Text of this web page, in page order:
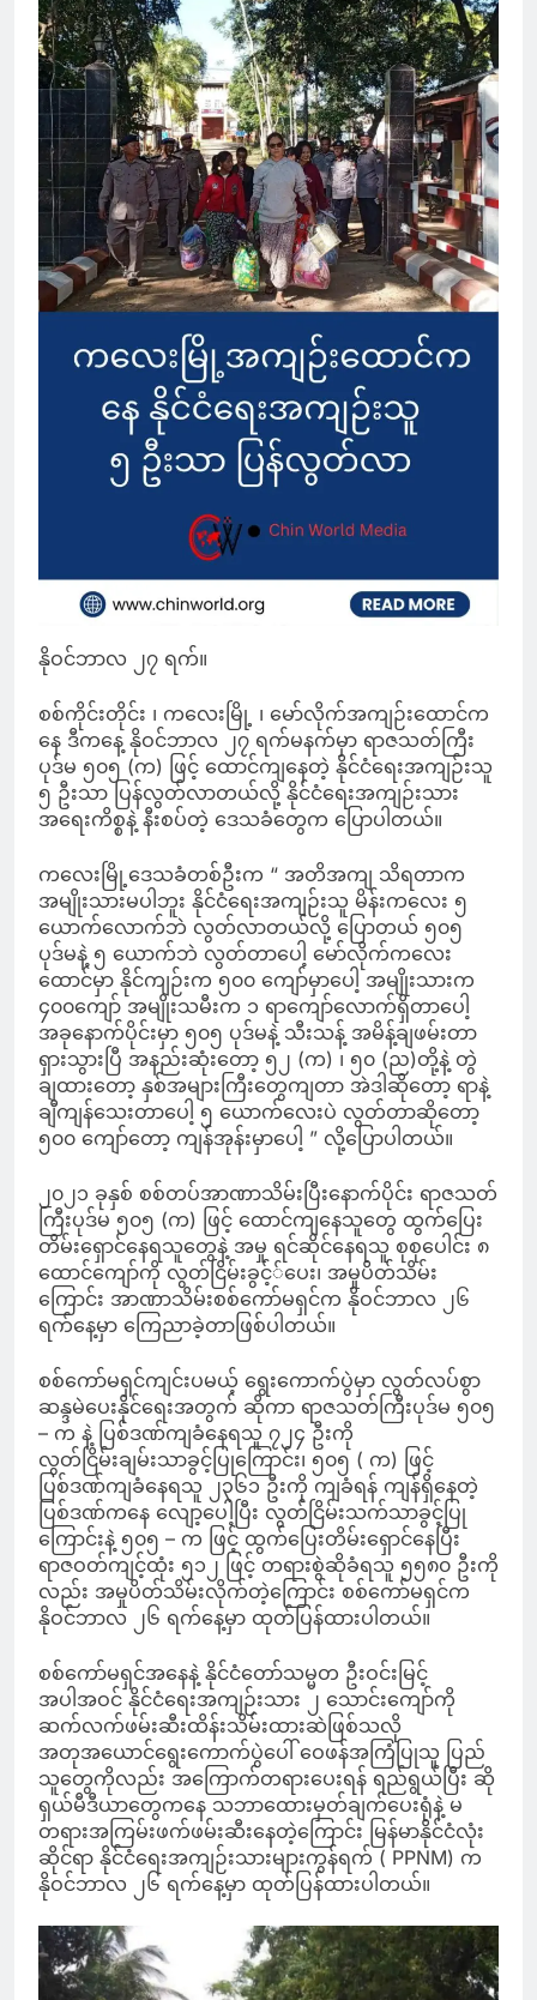
နိုဝင်ဘာလ ၂၇ ရက်။
စစ်ကိုင်းတိုင်း ၊ ကလေးမြို့ ၊ မော်လိုက်အကျဉ်းထောင်က
နေ ဒီကနေ့ နိုဝင်ဘာလ ၂၇ ရက်မနက်မှာ ရာဇသတ်ကြီး
ပုဒ်မ ၅၀၅ (က) ဖြင့် ထောင်ကျနေတဲ့ နိုင်ငံရေးအကျဉ်းသူ
၅ ဦးသာ ပြန်လွတ်လာတယ်လို့ နိုင်ငံရေးအကျဉ်းသား
အရေးကိစ္စနဲ့ နီးစပ်တဲ့ ဒေသခံတွေက ပြောပါတယ်။
ကလေးမြို့ဒေသခံတစ်ဦးက “ အတိအကျ သိရတာက
အမျိုးသားမပါဘူး နိုင်ငံရေးအကျဉ်းသူ မိန်းကလေး ၅
ယောက်လောက်ဘဲ လွတ်လာတယ်လို့ ပြောတယ် ၅၀၅
ပုဒ်မနဲ့ ၅ ယောက်ဘဲ လွတ်တာပေါ့ မော်လိုက်ကလေး
ထောင်မှာ နိုင်ကျဉ်းက ၅၀၀ ကျော်မှာပေါ့ အမျိုးသားက
၄၀၀ကျော် အမျိုးသမီးက ၁ ရာကျော်လောက်ရှိတာပေါ့
အခုနောက်ပိုင်းမှာ ၅၀၅ ပုဒ်မနဲ့ သီးသန့် အမိန့်ချဖမ်းတာ
ရှားသွားပြီ အနည်းဆုံးတော့ ၅၂ (က) ၊ ၅၀ (ည)တို့နဲ့ တွဲ
ချထားတော့ နှစ်အများကြီးတွေကျတာ အဲဒါဆိုတော့ ရာနဲ့
ချီကျန်သေးတာပေါ့ ၅ ယောက်လေးပဲ လွတ်တာဆိုတော့
၅၀၀ ကျော်တော့ ကျန်အုန်းမှာပေါ့ ” လို့ပြောပါတယ်။
၂၀၂၁ ခုနှစ် စစ်တပ်အာဏာသိမ်းပြီးနောက်ပိုင်း ရာဇသတ်
ကြီးပုဒ်မ ၅၀၅ (က) ဖြင့် ထောင်ကျနေသူတွေ ထွက်ပြေး
တိမ်းရှောင်နေရသူတွေနဲ့ အမှု ရင်ဆိုင်နေရသူ စုစုပေါင်း ၈
ထောင်ကျော်ကို လွတ်ငြိမ်းခွင့််ပေး၊ အမှုပိတ်သိမ်း
ကြောင်း အာဏာသိမ်းစစ်ကော်မရှင်က နိုဝင်ဘာလ ၂၆
ရက်နေ့မှာ ကြေညာခဲ့တာဖြစ်ပါတယ်။
စစ်ကော်မရှင်ကျင်းပမယ့် ရွေးကောက်ပွဲမှာ လွတ်လပ်စွာ
ဆန္ဒမဲပေးနိုင်ရေးအတွက် ဆိုကာ ရာဇသတ်ကြီးပုဒ်မ ၅၀၅
– က နဲ့ ပြစ်ဒဏ်ကျခံနေရသူ ၇၂၄ ဦးကို
လွတ်ငြိမ်းချမ်းသာခွင့်ပြုကြောင်း၊ ၅၀၅ ( က) ဖြင့်
ပြစ်ဒဏ်ကျခံနေရသူ ၂၃၆၁ ဦးကို ကျခံရန် ကျန်ရှိနေတဲ့
ပြစ်ဒဏ်ကနေ လျော့ပေါ့ပြီး လွတ်ငြိမ်းသက်သာခွင့်ပြု
ကြောင်းနဲ့ ၅၀၅ – က ဖြင့် ထွက်ပြေးတိမ်းရှောင်နေပြီး
ရာဇဝတ်ကျင့်ထုံး ၅၁၂ ဖြင့် တရားစွဲဆိုခံရသူ ၅၅၈၀ ဦးကို
လည်း အမှုပိတ်သိမ်းလိုက်တဲ့ကြောင်း စစ်ကော်မရှင်က
နိုဝင်ဘာလ ၂၆ ရက်နေ့မှာ ထုတ်ပြန်ထားပါတယ်။
စစ်ကော်မရှင်အနေနဲ့ နိုင်ငံတော်သမ္မတ ဦးဝင်းမြင့်
အပါအဝင် နိုင်ငံရေးအကျဉ်းသား ၂ သောင်းကျော်ကို
ဆက်လက်ဖမ်းဆီးထိန်းသိမ်းထားဆဲဖြစ်သလို
အတုအယောင်ရွေးကောက်ပွဲပေါ် ဝေဖန်အကြံပြုသူ ပြည်
သူတွေကိုလည်း အကြောက်တရားပေးရန် ရည်ရွယ်ပြီး ဆို
ရှယ်မီဒီယာတွေကနေ သဘာထေားမှတ်ချက်ပေးရုံနဲ့ မ
တရားအကြမ်းဖက်ဖမ်းဆီးနေတဲ့ကြောင်း မြန်မာနိုင်ငံလုံး
ဆိုင်ရာ နိုင်ငံရေးအကျဉ်းသားများကွန်ရက် ( PPNM) က
နိုဝင်ဘာလ ၂၆ ရက်နေ့မှာ ထုတ်ပြန်ထားပါတယ်။